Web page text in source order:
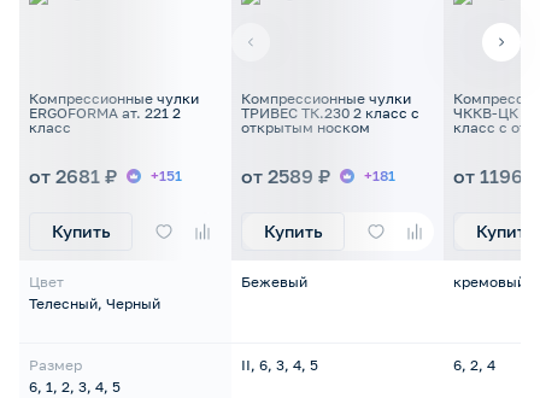
Компрессионные чулки
ERGOFORMA ат. 221 2
класс
от 2681 ₽ +151
Купить
Цвет
Телесный, Черный
Размер
6, 1, 2, 3, 4, 5
Компрессионные чулки
ТРИВЕС ТК.230 2 класс с
открытым носком
от 2589 ₽ +181
Купить
Бежевый
II, 6, 3, 4, 5
ЧККВ-ЦК
класс с
от 1196 ₽
Купить
кремовый/
6, 2, 4